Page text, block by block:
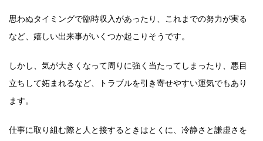
思わぬタイミングで臨時収入があったり、これまでの努力が実る
など、嬉しい出来事がいくつか起こりそうです。
しかし、気が大きくなって周りに強く当たってしまったり、悪目
立ちして妬まれるなど、トラブルを引き寄せやすい運気でもあり
ます。
仕事に取り組む際と人と接するときはとくに、冷静さと謙虚さを